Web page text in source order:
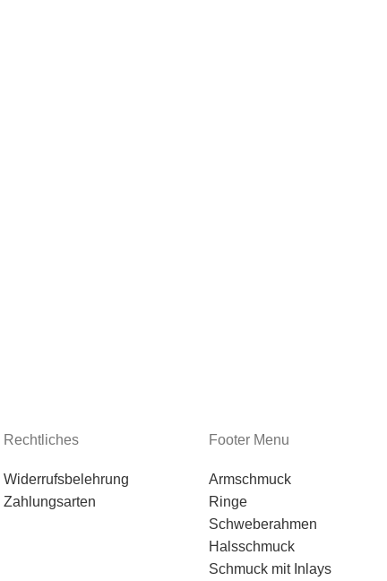
Rechtliches
Widerrufsbelehrung
Zahlungsarten
Footer Menu
Armschmuck
Ringe
Schweberahmen
Halsschmuck
Schmuck mit Inlays